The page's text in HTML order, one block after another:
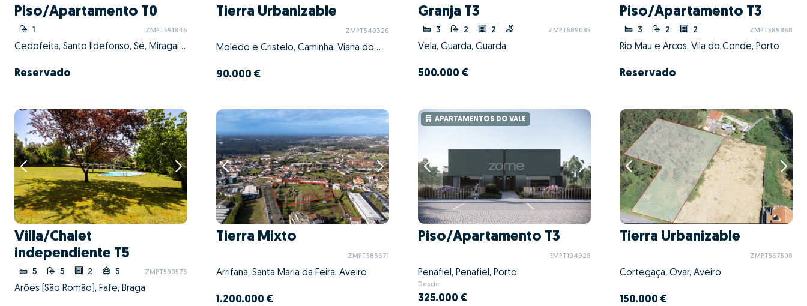
Piso/Apartamento T0
1 ZMPT591846
Cedofeita, Santo Ildefonso, Sé, Miragaia, São Nicolau e Vitória, Porto, Porto
Reservado
Tierra Urbanizable
ZMPT549326
Moledo e Cristelo, Caminha, Viana do Castelo
90.000 €
Granja T3
3 2 2 ZMPT589085
Vela, Guarda, Guarda
500.000 €
Piso/Apartamento T3
3 2 2 ZMPT589868
Rio Mau e Arcos, Vila do Conde, Porto
Reservado
Villa/Chalet
independiente T5
5 5 2 5 ZMPT590576
Arões (São Romão), Fafe, Braga
Tierra Mixto
ZMPT583671
Arrifana, Santa Maria da Feira, Aveiro
1.200.000 €
APARTAMENTOS DO VALE
Piso/Apartamento T3
EMPT194928
Penafiel, Penafiel, Porto
Desde
325.000 €
Tierra Urbanizable
ZMPT567508
Cortegaça, Ovar, Aveiro
150.000 €